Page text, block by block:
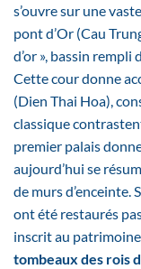
s’ouvre sur une
pont d’Or (Cau
d’or », bassin rempli
Cette cour donne
(Dien Thai Hoa),
classique
premier palais
aujourd’hui se
de murs d’enceinte.
ont été restaurés
inscrit au
tombeaux des rois